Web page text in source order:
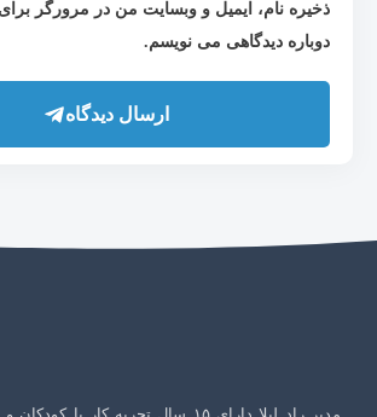
ذخیره نام، ایمیل و وبسایت من در مرورگر
دوباره دیدگاهی می نویسم.
ارسال دیدگاه